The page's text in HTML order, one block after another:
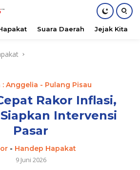
Suara Daerah Jejak Kita
: Anggelia - Pulang Pisau
Rakor Inflasi,
Intervensi
Pasar
- Handep Hapakat
9 Juni 2026